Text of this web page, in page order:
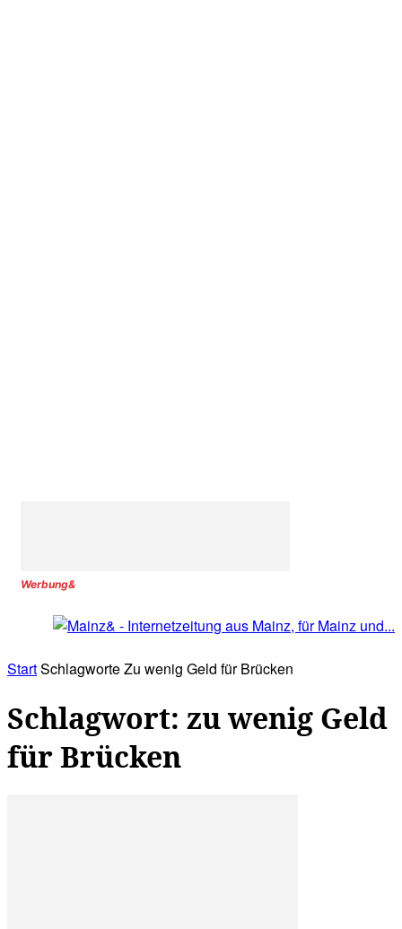
Werbung&
StartSchlagworteZu wenig Geld für Brücken
Schlagwort: zu wenig Geld
für Brücken